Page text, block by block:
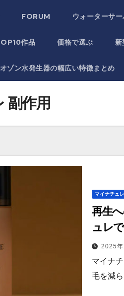
FORUM ウォーターサ
作品 価格で選ぶ 新
ゾン水発生器の幅広い特徴まとめ
副作用
マイナチュレ
再生
ュレ
き出
2025年
マイナ
毛を減